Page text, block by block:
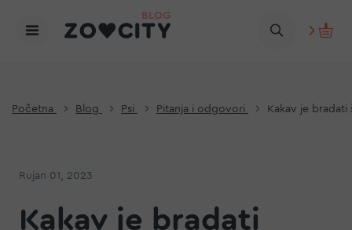
Početna Blog Psi Pitanja i odgovori Kakav je
Rujan 01, 2023
Kakav je bradati